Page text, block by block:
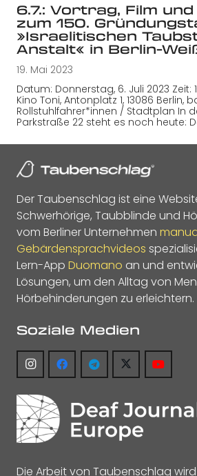
6.7.: Vortrag, Film
zum 150.
»Israelitischen
Anstalt« in Berlin-
19. Mai 2023
Datum: Donnerstag, 6. Juli 2023 Zeit:
Kino Toni, Antonplatz 1, 13086 Berlin,
Rollstuhlfahrer*innen / Stadtplan In
Parkstraße 22 steht es noch heute:
Der Taubenschlag ist eine
Schwerhörige, Taubblinde und
vom Berliner Unternehmen
Gebärdensprachvideos
Lern-App Duomano an und
Lösungen, um den Alltag von
Hörbehinderungen zu erleichtern.
Soziale Medien
Die Arbeit von Taubenschlag